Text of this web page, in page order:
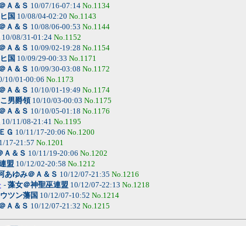
Ａ＆Ｓ 10/07/16-07:14 No.1134
国 10/08/04-02:20 No.1143
Ａ＆Ｓ 10/08/06-00:53 No.1144
10/08/31-01:24 No.1152
Ａ＆Ｓ 10/09/02-19:28 No.1154
国 10/09/29-00:33 No.1171
Ａ＆Ｓ 10/09/30-03:08 No.1172
10/01-00:06 No.1173
Ａ＆Ｓ 10/10/01-19:49 No.1174
男爵領10/10/03-00:03 No.1175
Ａ＆Ｓ 10/10/05-01:18 No.1176
10/11/08-21:41 No.1195
Ｇ 10/11/17-20:06 No.1200
17-21:57 No.1201
Ａ＆Ｓ 10/11/19-20:06 No.1202
盟 10/12/02-20:58 No.1212
あゆみ＠Ａ＆Ｓ 10/12/07-21:35 No.1216
- 藻女＠神聖巫連盟 10/12/07-22:13 No.1218
ツン藩国 10/12/07-10:52 No.1214
Ａ＆Ｓ 10/12/07-21:32 No.1215